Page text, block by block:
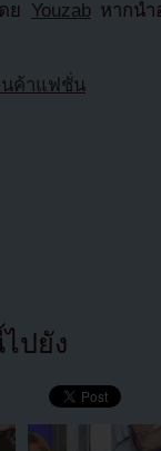
ย Youzabหากนำ
ปยัง